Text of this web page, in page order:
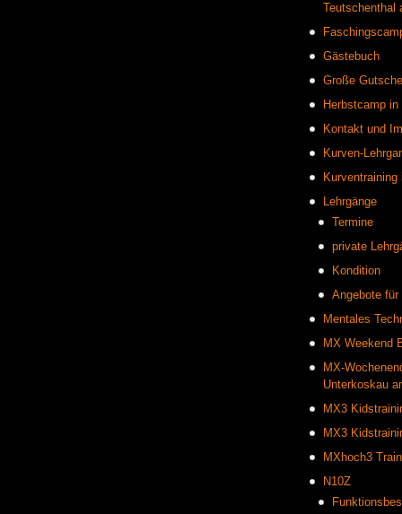
Teutschenthal
Gästebuch
Große
Herbstcamp
Kontakt und
Kurven-
Kurventraining
Lehrgänge
Termine
private
Kondition
Angebote
Mentales
MX Weekend
MX-
Unterkoskau
MX3
MX3
MXhoch3
N10Z